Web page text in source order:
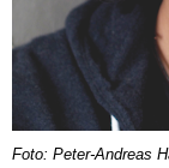
Foto: Peter-Andreas